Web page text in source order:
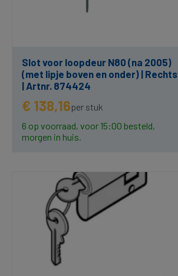
Slot voor loopdeur N80 (na 2005)
(met lipje boven en onder) | Rechts
| Artnr. 874424
€ 138,16per stuk
6 op voorraad, voor 15:00 besteld,
morgen in huis.